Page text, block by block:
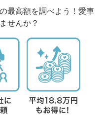
最高額を調べよう！愛車
せんか？